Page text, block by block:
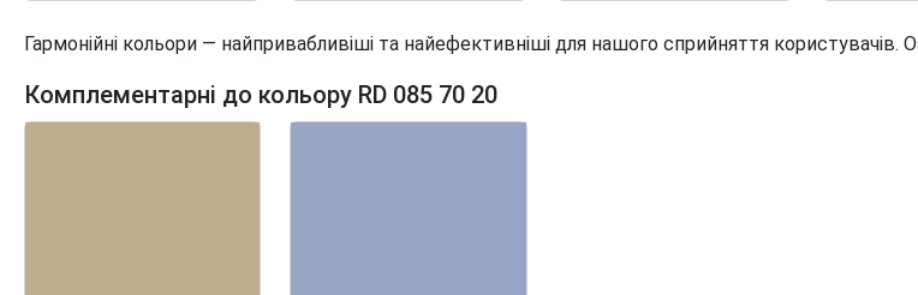
Гармонійні кольори — найпривабливіші та найефективніші для нашого сприйняття користувачів.
Комплементарні до кольору RD 085 70 20